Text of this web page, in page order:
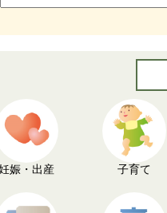
娠・出産 子育て